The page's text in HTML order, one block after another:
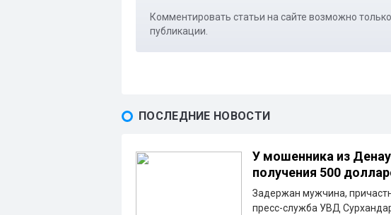
Комментировать статьи на сайте возможно
публикации.
ПОСЛЕДНИЕ НОВОСТИ
У мошенника из
получения 500
Задержан мужчина,
пресс-служба УВД